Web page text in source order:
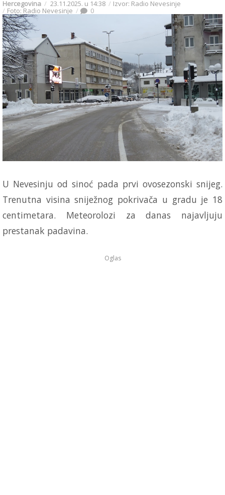
Hercegovina 23.11.2025. u 14:38 Izvor: Radio Nevesinje
Foto: Radio Nevesinje 0
U Nevesinju od sinoć pada prvi ovosezonski snijeg.
Trenutna visina sniježnog pokrivača u gradu je 18
centimetara. Meteorolozi za danas najavljuju
prestanak padavina.
Oglas